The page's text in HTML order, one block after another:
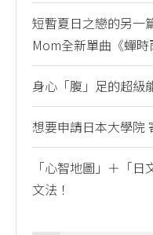
短暫夏日之戀的另一
Mom全新單曲《蟬
身心「腹」足的超
想要申請日本大學院
「心智地圖」＋「
文法！